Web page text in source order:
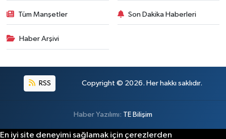
Tüm Manşetler Son Dakika Haberleri
Haber Arşivi
RSS Copyright © 2026. Her hakkı saklıdır.
Haber Yazılımı: TE Bilişim
En iyi site deneyimi sağlamak için çerezlerden